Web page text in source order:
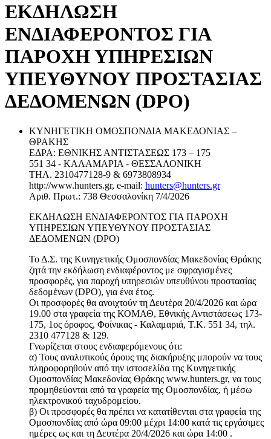
ΕΚΔΗΛΩΣΗ
ΕΝΔΙΑΦΕΡΟΝΤΟΣ ΓΙΑ
ΠΑΡΟΧΗ ΥΠΗΡΕΣΙΩΝ
ΥΠΕΥΘΥΝΟΥ ΠΡΟΣΤΑΣΙΑΣ
ΔΕΔΟΜΕΝΩΝ (DPO)
ΚΥΝΗΓΕΤΙΚΗ ΟΜΟΣΠΟΝΔΙΑ ΜΑΚΕΔΟΝΙΑΣ –
ΘΡΑΚΗΣ
ΕΔΡΑ: ΕΘΝΙΚΗΣ ΑΝΤΙΣΤΑΣΕΩΣ 173 – 175
551 34 - ΚΑΛΑΜΑΡΙΑ - ΘΕΣΣΑΛΟΝΙΚΗ
ΤΗΛ. 2310477128-9 & 6973808934
http://www.hunters.gr, e-mail: hunters@hunters.gr
Αριθ. Πρωτ.: 738 Θεσσαλονίκη 7/4/2026
ΕΚΔΗΛΩΣΗ ΕΝΔΙΑΦΕΡΟΝΤΟΣ ΓΙΑ ΠΑΡΟΧΗ
ΥΠΗΡΕΣΙΩΝ ΥΠΕΥΘΥΝΟΥ ΠΡΟΣΤΑΣΙΑΣ
ΔΕΔΟΜΕΝΩΝ (DPO)
Το Δ.Σ. της Κυνηγετικής Ομοσπονδίας Μακεδονίας Θράκης
ζητά την εκδήλωση ενδιαφέροντος με σφραγισμένες
προσφορές, για παροχή υπηρεσιών υπευθύνου προστασίας
δεδομένων (DPO), για ένα έτος.
Οι προσφορές θα ανοιχτούν τη Δευτέρα 20/4/2026 και ώρα
19.00 στα γραφεία της ΚΟΜΑΘ, Εθνικής Αντιστάσεως 173-
175, 1ος όροφος, Φοίνικας - Καλαμαριά, Τ.Κ. 551 34, τηλ.
2310 477128 & 129.
Γνωρίζεται στους ενδιαφερόμενους ότι:
α) Τους αναλυτικούς όρους της διακήρυξης μπορούν να τους
πληροφορηθούν από την ιστοσελίδα της Κυνηγετικής
Ομοσπονδίας Μακεδονίας Θράκης www.hunters.gr, να τους
προμηθεύονται από τα γραφεία της Ομοσπονδίας, ή μέσω
ηλεκτρονικού ταχυδρομείου.
β) Οι προσφορές θα πρέπει να κατατίθενται στα γραφεία της
Ομοσπονδίας από ώρα 09:00 μέχρι 14:00 κατά τις εργάσιμες
ημέρες ως και τη Δευτέρα 20/4/2026 και ώρα 14:00 .